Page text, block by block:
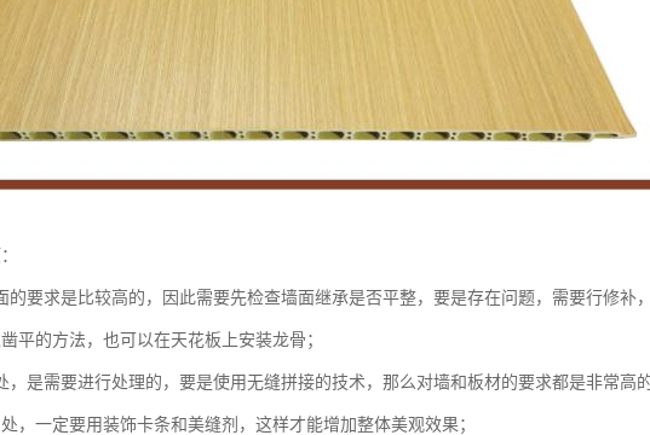
的要求是比较高的，因此需要先检查墙面继承是否平整，要是存在问题，需要行修补
平的方法，也可以在天花板上安装龙骨；
，是需要进行处理的，要是使用无缝拼接的技术，那么对墙和板材的要求都是非常高
，一定要用装饰卡条和美缝剂，这样才能增加整体美观效果；